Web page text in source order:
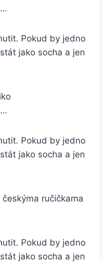
Pokud by jedno
jako socha a jen
Pokud by jedno
jako socha a jen
ručičkama
Pokud by jedno
jako socha a jen